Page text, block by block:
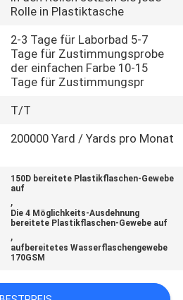
Rolle in Plastiktasche
2-3 Tage für Laborbad 5-7
Tage für Zustimmungsprobe
der einfachen Farbe 10-15
Tage für Zustimmungspr
T/T
200000 Yard / Yards pro Monat
150D bereitete Plastikflaschen-Gewebe
auf
,
Die 4 Möglichkeits-Ausdehnung
bereitete Plastikflaschen-Gewebe auf
,
aufbereitetes Wasserflaschengewebe
170GSM